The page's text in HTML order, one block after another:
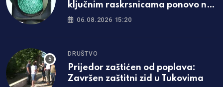
ključnim raskrsnicama ponovo ne
rade
06.08.2026 15:20
DRUŠTVO
Prijedor zaštićen od poplava:
Završen zaštitni zid u Tukovima